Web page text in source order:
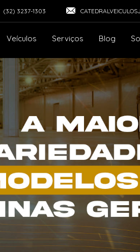
(32) 3237-1303
Veículos Serviços Blog